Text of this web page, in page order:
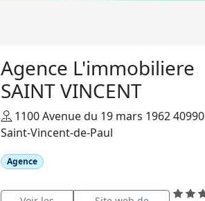
Agence L'immobiliere
SAINT VINCENT
1100 Avenue du 19 mars 1962 40990
Saint-Vincent-de-Paul
Agence